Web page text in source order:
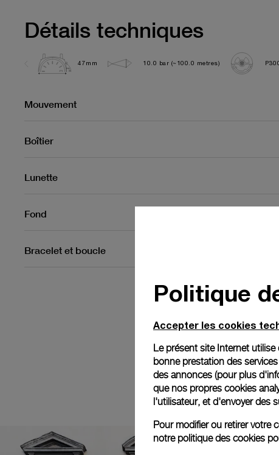
Détails techniques
47mm 10.0 bar (~100.0 metres)
Mouvement
Boîtier
Lunette
Fond
Bracelet et boucle
Politique
Accepter les cookies
Le présent site Internet
bonne prestation des
des annonces (pour plus
que nos propres cookies
l'utilisateur, et d'envoyer des
Pour modifier ou retirer votre
notre politique des cookies